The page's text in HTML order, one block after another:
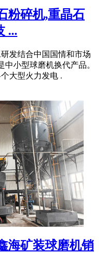
粉碎机,重晶石
...
发结合中国国情和市场
小型球磨机换代产品。
大型火力发电 .
海矿装球磨机销